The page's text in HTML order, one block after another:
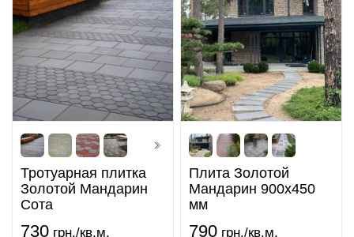
Тротуарная плитка
Золотой Мандарин
Сота
730 грн./кв.м.
Плита Золотой
Мандарин 900х450
мм
790 грн./кв.м.